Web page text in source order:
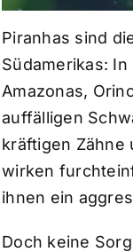
Piranhas sind
Südamerikas:
Amazonas,
auffälligen
kräftigen Zähne
wirken
ihnen ein
Doch keine